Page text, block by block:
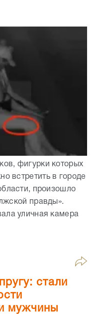
фигурки которых
встретить в городе
произошло
правды».
уличная камера
стали
мужчины